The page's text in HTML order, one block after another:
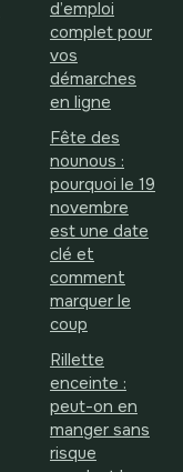
d’emploi
complet pour
vos
démarches
en ligne
Fête des
nounous :
pourquoi le 19
novembre
est une date
clé et
comment
marquer le
coup
Rillette
enceinte :
peut-on en
manger sans
risque